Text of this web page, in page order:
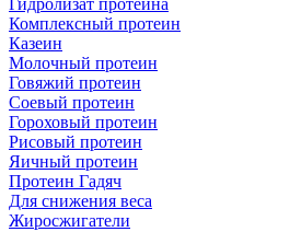
Гидролизат протеина
Комплексный протеин
Казеин
Молочный протеин
Говяжий протеин
Соевый протеин
Гороховый протеин
Рисовый протеин
Яичный протеин
Протеин Гадяч
Для снижения веса
Жиросжигатели